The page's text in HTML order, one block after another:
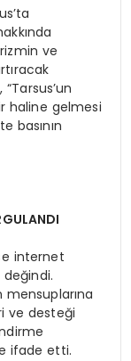
ve
haline gelmesi
basının
internet
mensuplarına
ve desteği
ifade etti.